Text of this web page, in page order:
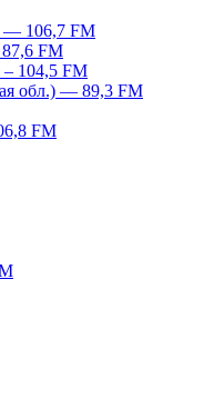
— 106,7 FM
FM
– 104,5 FM
обл.) — 89,3 FM
FM